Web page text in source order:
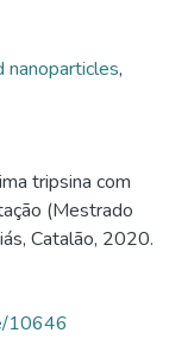
nanoparticles,
tripsina com
(Mestrado
Catalão, 2020.
10646